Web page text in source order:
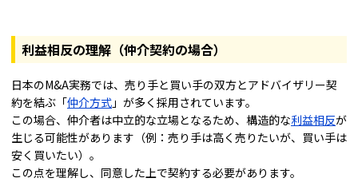
利益相反の理解（仲介契約の場合）
日本のM&A実務では、売り手と買い手の双方とアドバイザリー契
約を結ぶ「仲介方式 」が多く採用されています。
この場合、仲介者は中立的な立場となるため、構造的な利益相反が
生じる可能性があります（例：売り手は高く売りたいが、買い手は
安く買いたい）。
この点を理解し、同意した上で契約する必要があります。